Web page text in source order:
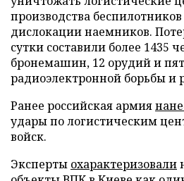
производства
дислокации наемников.
сутки составили более 1435
бронемашин, 12 орудий и
радиоэлектронной борьбы и
Ранее российская армия
удары по логистическим
войск.
Эксперты охарактеризовали